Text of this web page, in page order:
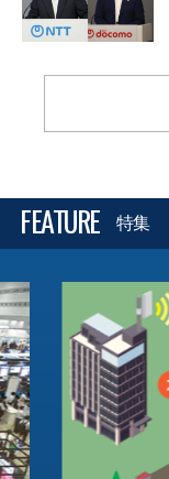
FEATURE 特集